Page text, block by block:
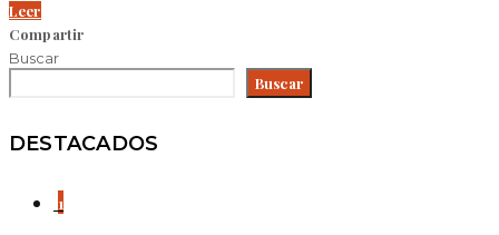
Leer
Compartir
Buscar
Buscar
DESTACADOS
1